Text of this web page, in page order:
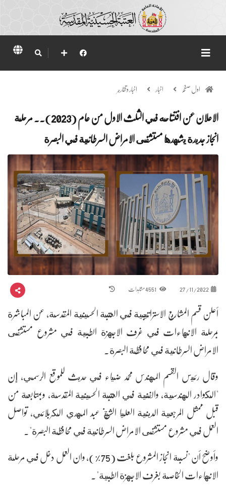
اول صفحہ اخبار اخبار وتقارير
الاعلان عن افتتاحه في الثلث الاول من عام (2023).. مرحلة
انجاز جديدة يشهدها مستشفى الامراض السرطانية في البصرة
27/11/2022
أعلن قسم المشاريع الاستراتيجية في العتبة الحسينية المقدسة، عن المباشرة
بمرحلة الانهاءات في غرف الاجهزة الطبية في مشروع مستشفى
الامراض السرطانية في محافظة البصرة.
وقال رئيس القسم المهندس محمد ضياء في حديث للموقع الرسمي، إن
"الكوادر الهندسية، والفنية في العتبة الحسينية المقدسة، وبمتابعة من
قبل ممثل المرجعية الدينية العليا الشيخ عبد المهدي الكربلائي، تواصل
العمل في مشروع مستشفى الامراض السرطانية في محافظة البصرة".
وأوضح أن "نسبة انجاز المشروع بلغت (75%)، وان العمل دخل في مرحلة
الانهاءات الخاصة بغرف الاجهزة الطبية".